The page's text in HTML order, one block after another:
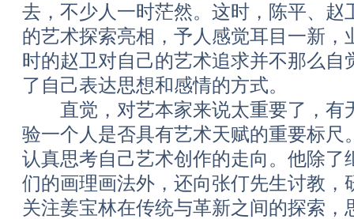
去，不少人一时茫然。这时，陈平、赵
的艺术探索亮相，予人感觉耳目一新，
时的赵卫对自己的艺术追求并不那么自
了自己表达思想和感情的方式。
直觉，对艺本家来说太重要了，有
验一个人是否具有艺术天赋的重要标尺
认真思考自己艺术创作的走向。他除了
们的画理画法外，还向张仃先生讨教，
关注姜宝林在传统与革新之间的探索，